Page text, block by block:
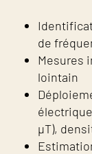
de
Mesures
lointain
µT),